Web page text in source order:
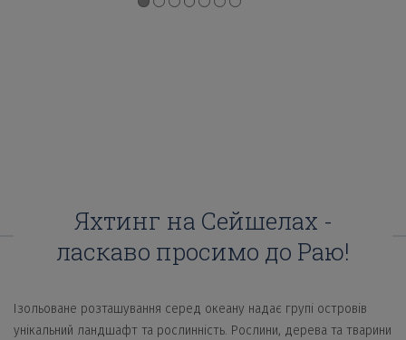
Яхтинг на Сейшелах -
ласкаво просимо до Раю!
Ізольоване розташування серед океану надає групі островів
унікальний ландшафт та рослинність. Рослини, дерева та тварини